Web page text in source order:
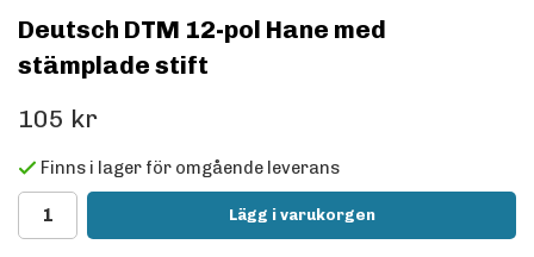
Deutsch DTM 12-pol Hane med
stämplade stift
105 kr
Finns i lager för omgående leverans
Lägg i varukorgen